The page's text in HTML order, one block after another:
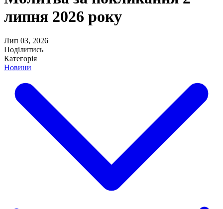
липня 2026 року
Лип 03, 2026
Поділитись
Категорія
Новини